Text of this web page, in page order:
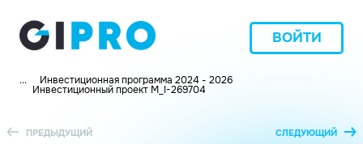
ВОЙТИ
... Инвестиционная программа 2024 - 2026
Инвестиционный проект M_I-269704
ПРЕДЫДУЩИЙ СЛЕДУЮЩИЙ